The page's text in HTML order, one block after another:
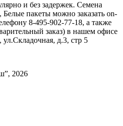
и без задержек. Семена
пакеты можно заказать on-
8-495-902-77-18, а также
заказ) в нашем офисе
д.3, стр 5
2026